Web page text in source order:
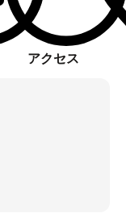
アクセス